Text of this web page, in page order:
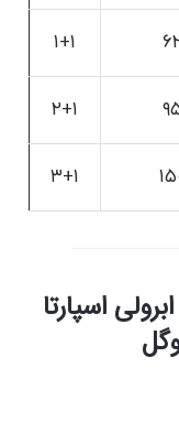
۱+۱
۲+۱
۳+۱
اسپارتا